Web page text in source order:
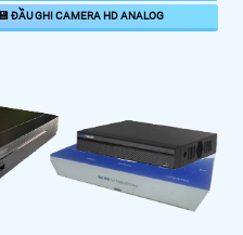
💾 ĐẦU GHI CAMERA HD ANALOG